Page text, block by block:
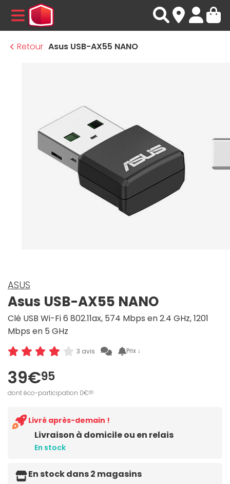
MENU
Retour Asus USB-AX55 NANO
ASUS
Asus USB-AX55 NANO
Clé USB Wi-Fi 6 802.11ax, 574 Mbps en 2.4 GHz, 1201
Mbps en 5 GHz
3 avis Prix ↓
39€95
dont éco-participation 0€06
Livraison à domicile ou en relais
En stock
Livré après-demain !
En stock dans 2 magasins